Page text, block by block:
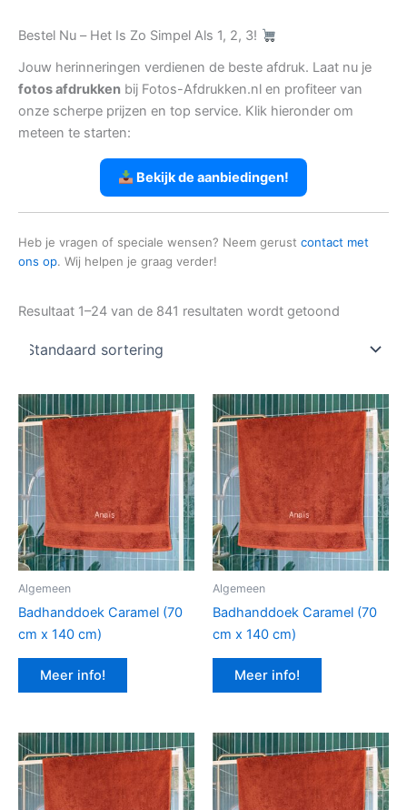
Bestel Nu – Het Is Zo Simpel Als 1, 2, 3!
Jouw herinneringen verdienen de beste afdruk. Laat nu je
fotos afdrukken bij Fotos-Afdrukken.nl en profiteer van
onze scherpe prijzen en top service. Klik hieronder om
meteen te starten:
Bekijk de aanbiedingen!
Heb je vragen of speciale wensen? Neem gerust contact met
ons op. Wij helpen je graag verder!
Resultaat 1–24 van de 841 resultaten wordt getoond
Algemeen
Badhanddoek Caramel (70
cm x 140 cm)
Meer info!
Algemeen
Badhanddoek Caramel (70
cm x 140 cm)
Meer info!